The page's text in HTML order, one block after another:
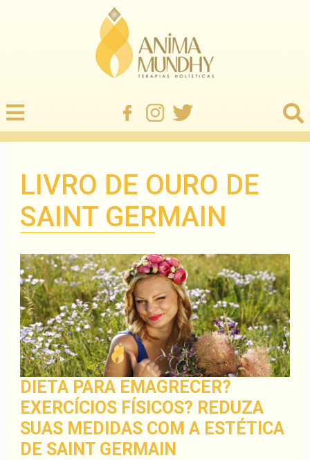
LIVRO DE OURO DE
SAINT GERMAIN
DIETA PARA EMAGRECER?
EXERCÍCIOS FÍSICOS? REDUZA
SUAS MEDIDAS COM A ESTÉTICA
DE SAINT GERMAIN